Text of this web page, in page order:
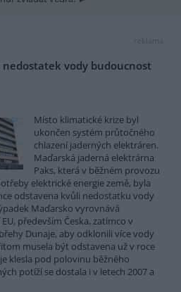
reklama
nedostatek vody budoucnost
Místo klimatické krize byl
ukončen systém průtočného
chlazení jaderných elektráren.
Maďarská jaderná elektrárna
Paks, která v běžném provozu
elektrické energie země, byla
odstavena kvůli nedostatku vody
Maďarsko vyrovnává
především Česka, zatímco v
Dunaje, aby odklonili více vody
musela být odstavena už v roce
klesla pod polovinu běžného
potíží se dostala i v letech 2007 a